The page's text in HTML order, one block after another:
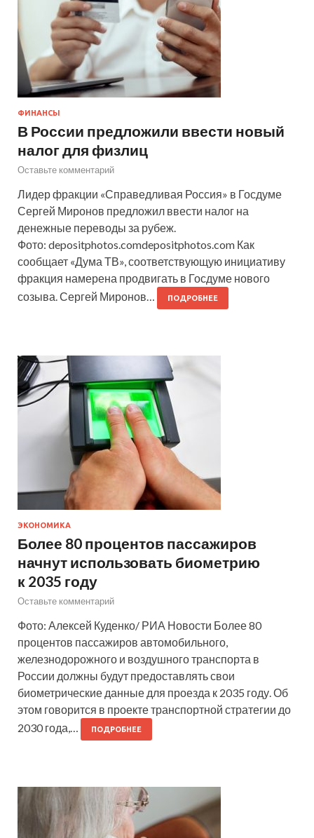
ФИНАНСЫ
В России предложили ввести новый
налог для физлиц
Оставьте комментарий
Лидер фракции «Справедливая Россия» в Госдуме
Сергей Миронов предложил ввести налог на
денежные переводы за рубеж.
Фото: depositphotos.comdepositphotos.com Как
сообщает «Дума ТВ», соответствующую инициативу
фракция намерена продвигать в Госдуме нового
созыва. Сергей Миронов…
ПОДРОБНЕЕ
ЭКОНОМИКА
Более 80 процентов пассажиров
начнут использовать биометрию
к 2035 году
Оставьте комментарий
Фото: Алексей Куденко/ РИА Новости Более 80
процентов пассажиров автомобильного,
железнодорожного и воздушного транспорта в
России должны будут предоставлять свои
биометрические данные для проезда к 2035 году. Об
этом говорится в проекте транспортной стратегии до
2030 года,…
ПОДРОБНЕЕ